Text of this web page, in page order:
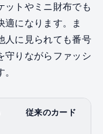
ットやミニ財布でも
適になります。ま
人に見られても番号
守りながらファッシ
従来のカード